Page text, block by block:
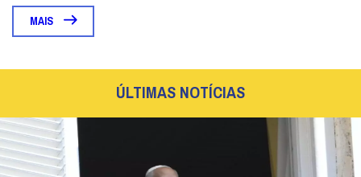
MAIS
ÚLTIMAS NOTÍCIAS